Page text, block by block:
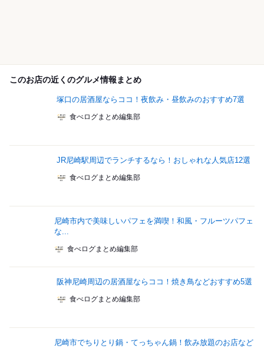
このお店の近くのグルメ情報まとめ
塚口の居酒屋ならココ！夜飲み・昼飲みのおすすめ7選
食べログまとめ編集部
JR尼崎駅周辺でランチするなら！おしゃれな人気店12選
食べログまとめ編集部
尼崎市内で美味しいパフェを満喫！和風・フルーツパフェ
な...
食べログまとめ編集部
阪神尼崎周辺の居酒屋ならココ！焼き鳥などおすすめ5選
食べログまとめ編集部
尼崎市でちりとり鍋・てっちゃん鍋！飲み放題のお店など